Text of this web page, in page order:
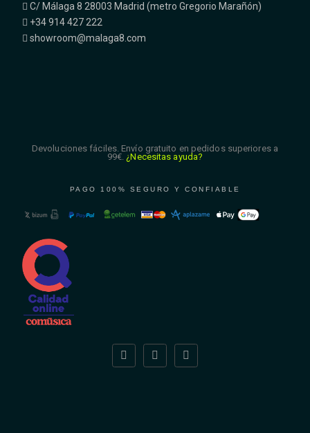
C/ Málaga 8 28003 Madrid (metro Gregorio Marañón)
+34 914 427 222
showroom@malaga8.com
Devoluciones fáciles. Envío gratuito en pedidos superiores a
99€. ¿Necesitas ayuda?
PAGO 100% SEGURO Y CONFIABLE